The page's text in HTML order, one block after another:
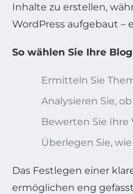
Inhalte zu erstellen,
WordPress aufgebaut –
So wählen Sie Ihre
Ermitteln Sie
Analysieren Sie,
Bewerten Sie
Überlegen Sie,
Das Festlegen einer
ermöglichen eng